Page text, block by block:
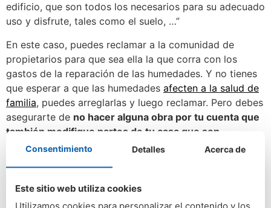
edificio, que son todos los necesarios para su adecuado
uso y disfrute, tales como el suelo, …”
En este caso, puedes reclamar a la comunidad de
propietarios para que sea ella la que corra con los
gastos de la reparación de las humedades. Y no tienes
que esperar a que las humedades afecten a la salud de
familia, puedes arreglarlas y luego reclamar. Pero debes
asegurarte de no hacer alguna obra por tu cuenta que
también modifique partes de tu casa que son
privativasy no consideradas como elementos comunes.
abogado experto.
Consentimiento Detalles Acerca de
Este sitio web utiliza cookies
Utilizamos cookies para personalizar el contenido y los